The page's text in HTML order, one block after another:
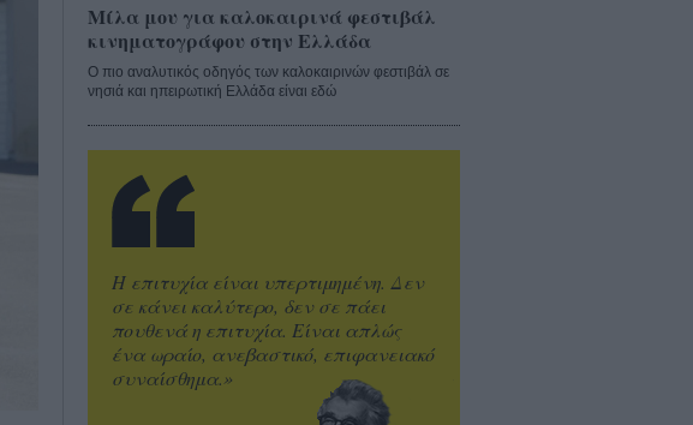
Μίλα μου για καλοκαιρινά φεστιβάλ
κινηματογράφου στην Ελλάδα
Ο πιο αναλυτικός οδηγός των καλοκαιρινών φεστιβάλ σε
νησιά και ηπειρωτική Ελλάδα είναι εδώ
Η επιτυχία είναι υπερτιμημένη. Δεν
σε κάνει καλύτερο, δεν σε πάει
πουθενά η επιτυχία. Είναι απλώς
ένα ωραίο, ανεβαστικό, επιφανειακό
συναίσθημα.»